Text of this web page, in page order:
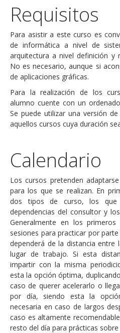
Requisitos
Para asistir a este curso es
de informática a nivel de
arquitectura a nivel definición y
No es necesario, aunque si
de aplicaciones gráficas.
Para la realización de los
alumno cuente con un
Se puede utilizar una versión
aquellos cursos cuya duración
Calendario
Los cursos pretenden
para los que se realizan. En
dos tipos de curso, los
dependencias del consultor y
Generalmente en los
sesiones para practicar por
dependerá de la distancia entre
lugar de trabajo. Si esta
impartir con la misma
esta la opción óptima,
caso de querer acelerarlo o
por día, siendo esta la
necesaria en caso de largos
caso es altamente
resto del día para prácticas